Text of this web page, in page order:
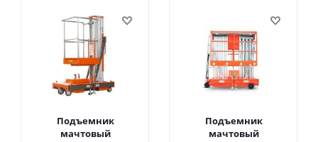
Подъемник
мачтовый
Подъемник
мачтовый